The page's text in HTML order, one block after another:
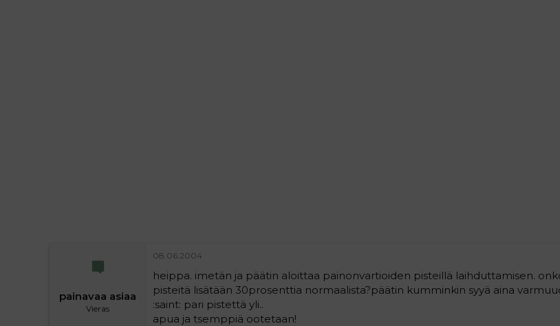
painavaa asiaa
Vieras
08.06.2004
heippa. imetän ja päätin aloittaa painonvartioiden pisteillä laihduttamisen.
pisteitä lisätään 30prosenttia normaalista?päätin kumminkin syyä aina
:saint: pari pistettä yli..
apua ja tsemppiä ootetaan!